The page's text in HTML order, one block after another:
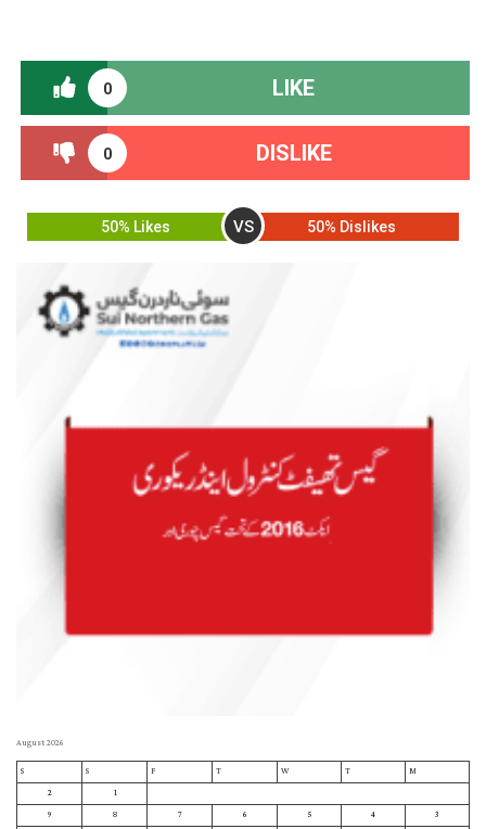
0 LIKE
0 DISLIKE
50% Likes VS 50% Dislikes
August 2026
M
T
W
T
F
S
S
1
2
3
4
5
6
7
8
9